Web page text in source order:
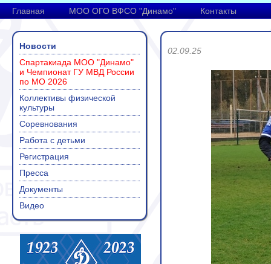
Главная МОО ОГО ВФСО "Динамо" Контакты
Новости
Спартакиада МОО "Динамо"
и Чемпионат ГУ МВД России
по МО 2026
Коллективы физической
культуры
Соревнования
Работа с детьми
Регистрация
Пресса
Документы
Видео
02.09.25